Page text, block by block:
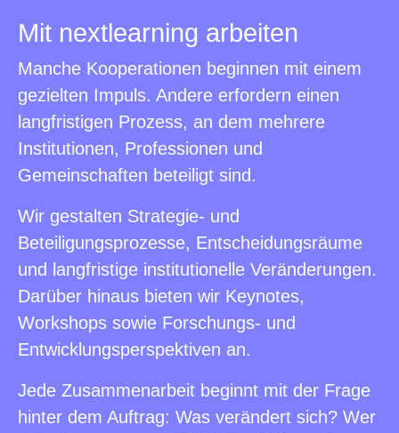
Mit nextlearning arbeiten
Manche Kooperationen beginnen mit einem
gezielten Impuls. Andere erfordern einen
langfristigen Prozess, an dem mehrere
Institutionen, Professionen und
Gemeinschaften beteiligt sind.
Wir gestalten Strategie- und
Beteiligungsprozesse, Entscheidungsräume
und langfristige institutionelle Veränderungen.
Darüber hinaus bieten wir Keynotes,
Workshops sowie Forschungs- und
Entwicklungsperspektiven an.
Jede Zusammenarbeit beginnt mit der Frage
hinter dem Auftrag: Was verändert sich? Wer